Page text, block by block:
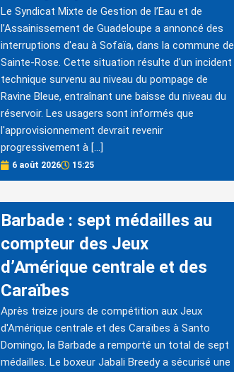
Le Syndicat Mixte de Gestion de l’Eau et de
l’Assainissement de Guadeloupe a annoncé des
interruptions d'eau à Sofaïa, dans la commune de
Sainte-Rose. Cette situation résulte d'un incident
technique survenu au niveau du pompage de
Ravine Bleue, entraînant une baisse du niveau du
réservoir. Les usagers sont informés que
l'approvisionnement devrait revenir
progressivement à […]
6 août 2026 15:25
Barbade : sept médailles au
compteur des Jeux
d’Amérique centrale et des
Caraïbes
Après treize jours de compétition aux Jeux
d'Amérique centrale et des Caraïbes à Santo
Domingo, la Barbade a remporté un total de sept
médailles. Le boxeur Jabali Breedy a sécurisé une